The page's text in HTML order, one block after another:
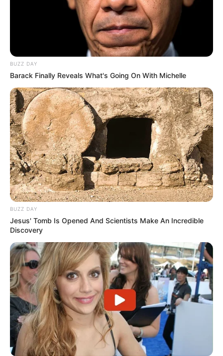
BUZZ DAY
Barack Finally Reveals What's Going On With Michelle
BUZZ DAY
Jesus' Tomb Is Opened And Scientists Make An Incredible
Discovery